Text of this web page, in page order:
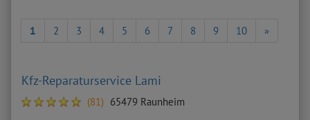
1 2 3 4 5 6 7 8 9 10 »
Kfz-Reparaturservice Lami
(81) 65479 Raunheim